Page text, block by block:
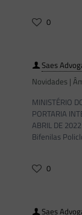
0
Saes
Novidades |
MINISTÉRIO
PORTARIA
ABRIL DE
Bifenilas
0
Saes